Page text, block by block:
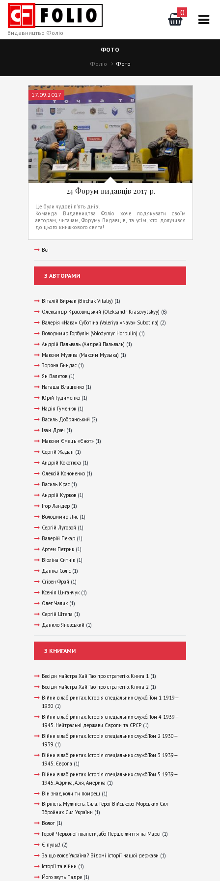
0
Видавництво Фоліо
ФОТО
Фоліо
Фото
17.09.2017
24 Форум видавців 2017 р.
Це були чудові п'ять днів!
Команда Видавництва Фоліо хоче подякувати своїм
авторам, читачам, Форуму Видавців, та усім, хто долучився
до цього книжкового свята!
Всі
З АВТОРАМИ
Віталій Бирчак (Birchak Vitaliy) (1)
Олександр Красовицький (Oleksandr Krasovytskyy) (6)
Валерія «Нава» Суботіна (Valeriya «Nava» Subotina) (2)
Володимир Горбулін (Volodymyr Horbulin) (1)
Андрій Пальваль (Андрей Пальваль) (1)
Максим Музика (Максим Музыка) (1)
Зоряна Биндас (1)
Ян Валєтов (1)
Наташа Влащенко (1)
Юрій Гудименко (1)
Надія Гуменюк (1)
Василь Добрянський (2)
Іван Драч (1)
Максим Ємець «Єнот» (1)
Сергій Жадан (1)
Андрій Кокотюха (1)
Олексій Кононенко (1)
Василь Крас (1)
Андрій Курков (1)
Ігор Ландер (1)
Володимир Лис (1)
Сергій Луговой (1)
Валерій Пекар (1)
Артем Петрик (1)
Віоліна Ситнік (1)
Даніка Соліс (1)
Стівен Фрай (1)
Ксенія Циганчук (1)
Олег Чалик (1)
Сергій Штепа (1)
Данило Яневський (1)
З КНИГАМИ
Бесіди майстра Хай Тао про стратегію. Книга 1 (1)
Бесіди майстра Хай Тао про стратегію. Книга 2 (1)
Війни в лабіринтах. Історія спеціальних служб. Том 1 1919—
1930 (1)
Війни в лабіринтах. Історія спеціальних служб. Том 4 1939—
1945. Нейтральні держави Європи та СРСР (1)
Війни в лабіринтах. Історія спеціальних служб.Том 2 1930—
1939 (1)
Війни в лабіринтах. Історія спеціальних служб.Том 3 1939—
1945. Європа (1)
Війни в лабіринтах. Історія спеціальних служб.Том 5 1939—
1945. Африка, Азія, Америка (1)
Він знає, коли ти помреш (1)
Вірність. Мужність. Сила. Герої Військово-Морських Сил
Збройних Сил України (1)
Волот (1)
Герой Червоної планети, або Перше життя на Марсі (1)
Є пульс! (2)
За що воює Україна? Відомі історії нашої держави (1)
Історії та війни (1)
Його звуть Падре (1)